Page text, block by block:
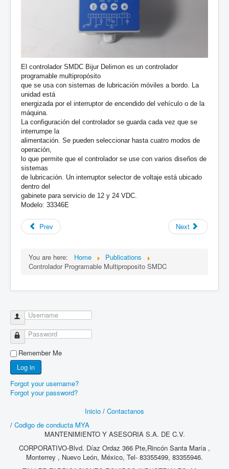
El controlador SMDC Bijur Delimon es un controlador
programable multipropósito
que se usa con sistemas de lubricación móviles a bordo. La
unidad está
energizada por el interruptor de encendido del vehículo o de la
máquina.
La configuración del controlador se guarda cada vez que se
interrumpe la
alimentación. Se pueden seleccionar hasta cuatro modos de
operación,
lo que permite que el controlador se use con varios diseños de
sistemas
de lubricación. Un interruptor selector de voltaje está ubicado
dentro del
gabinete para servicio de 12 y 24 VDC.
Modelo: 33346E
Prev Next
You are here: Home
Publications
Controlador Programable Multiproposito SMDC
Username
Password
Remember Me
Log in
Forgot your username?
Forgot your password?
Inicio / Contactanos
/ Codigo de conducta MYA
MANTENIMIENTO Y ASESORIA S.A. DE C.V.
CORPORATIVO-Blvd. Díaz Ordaz 366 Pte,Rincón Santa María ,
Monterrey , Nuevo León, México, Tel- 83355499, 83355946.